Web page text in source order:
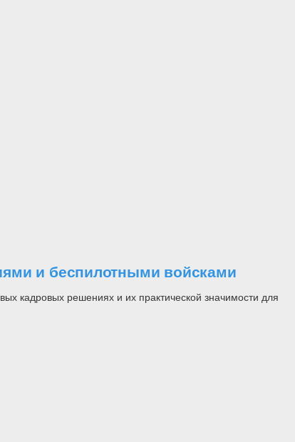
и беспилотными войсками
кадровых решениях и их практической значимости для